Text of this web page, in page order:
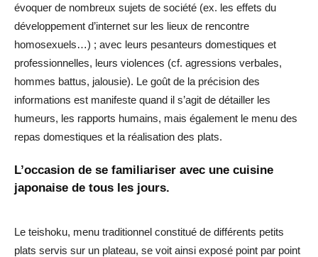
évoquer de nombreux sujets de société (ex. les effets du
développement d’internet sur les lieux de rencontre
homosexuels…) ; avec leurs pesanteurs domestiques et
professionnelles, leurs violences (cf. agressions verbales,
hommes battus, jalousie). Le goût de la précision des
informations est manifeste quand il s’agit de détailler les
humeurs, les rapports humains, mais également le menu des
repas domestiques et la réalisation des plats.
L’occasion de se familiariser avec une cuisine
japonaise de tous les jours.
Le teishoku, menu traditionnel constitué de différents petits
plats servis sur un plateau, se voit ainsi exposé point par point